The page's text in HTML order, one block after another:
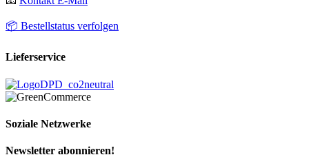
📦 Bestellstatus verfolgen
Lieferservice
Soziale Netzwerke
Newsletter abonnieren!